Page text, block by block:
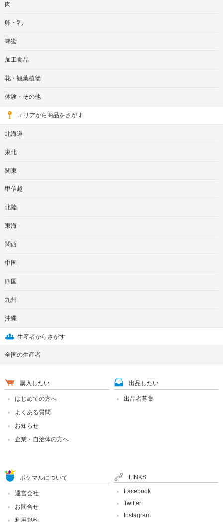
肉
卵・乳
蜂蜜
加工食品
花・観葉植物
体験・その他
エリアから商品をさがす
北海道
東北
関東
甲信越
北陸
東海
関西
中国
四国
九州
沖縄
生産者からさがす
全国の生産者
購入したい
はじめての方へ
よくある質問
お知らせ
企業・自治体の方へ
出品したい
出品者募集
ポケマルについて
運営会社
お問合せ
利用規約
LINKS
Facebook
Twitter
Instagram